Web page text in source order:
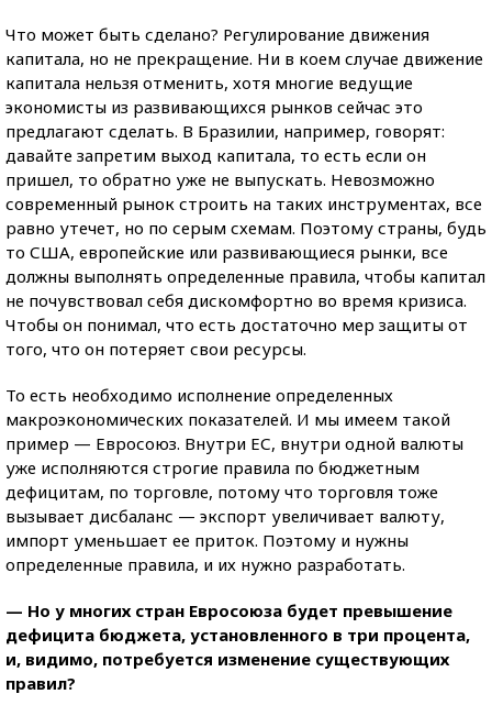
Что может быть сделано? Регулирование движения
капитала, но не прекращение. Ни в коем случае движение
капитала нельзя отменить, хотя многие ведущие
экономисты из развивающихся рынков сейчас это
предлагают сделать. В Бразилии, например, говорят:
давайте запретим выход капитала, то есть если он
пришел, то обратно уже не выпускать. Невозможно
современный рынок строить на таких инструментах, все
равно утечет, но по серым схемам. Поэтому страны, будь
то США, европейские или развивающиеся рынки, все
должны выполнять определенные правила, чтобы капитал
не почувствовал себя дискомфортно во время кризиса.
Чтобы он понимал, что есть достаточно мер защиты от
того, что он потеряет свои ресурсы.
То есть необходимо исполнение определенных
макроэкономических показателей. И мы имеем такой
пример — Евросоюз. Внутри ЕС, внутри одной валюты
уже исполняются строгие правила по бюджетным
дефицитам, по торговле, потому что торговля тоже
вызывает дисбаланс — экспорт увеличивает валюту,
импорт уменьшает ее приток. Поэтому и нужны
определенные правила, и их нужно разработать.
— Но у многих стран Евросоюза будет превышение
дефицита бюджета, установленного в три процента,
и, видимо, потребуется изменение существующих
правил?